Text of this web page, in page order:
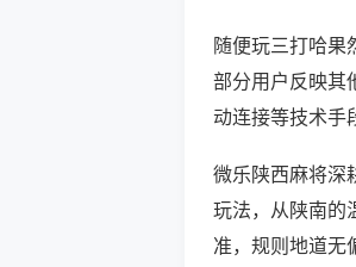
随便玩三打哈果
部分用户反映其
动连接等技术手
微乐陕西麻将深
玩法，从陕南的
准，规则地道无